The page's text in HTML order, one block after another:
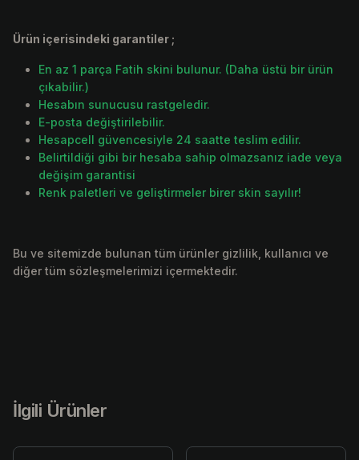
Ürün içerisindeki garantiler ;
En az 1 parça Fatih skini bulunur. (Daha üstü bir ürün
çıkabilir.)
Hesabın sunucusu rastgeledir.
E-posta değiştirilebilir.
Hesapcell güvencesiyle 24 saatte teslim edilir.
Belirtildiği gibi bir hesaba sahip olmazsanız iade veya
değişim garantisi
Renk paletleri ve geliştirmeler birer skin sayılır!
Bu ve sitemizde bulunan tüm ürünler gizlilik, kullanıcı ve
diğer tüm sözleşmelerimizi içermektedir.
İlgili Ürünler